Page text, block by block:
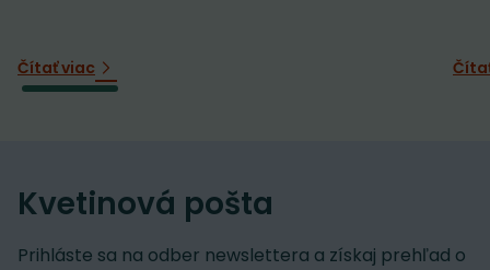
Čítať viac
Kvetinová pošta
Prihláste sa na odber newslettera a získaj prehľad o